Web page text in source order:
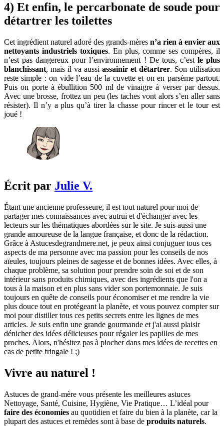
4) Et enfin, le percarbonate de soude pour
détartrer les toilettes
Cet ingrédient naturel adoré des grands-mères n’a rien à envier aux
nettoyants industriels toxiques. En plus, comme ses compères, il
n’est pas dangereux pour l’environnement ! De tous, c’est le plus
blanchissant, mais il va aussi assainir et détartrer. Son utilisation
reste simple : on vide l’eau de la cuvette et on en parsème partout.
Puis on porte à ébullition 500 ml de vinaigre à verser par dessus.
Avec une brosse, frottez un peu (les taches vont alors s’en aller sans
résister). Il n’y a plus qu’à tirer la chasse pour rincer et le tour est
joué !
Écrit par Julie V.
Étant une ancienne professeure, il est tout naturel pour moi de
partager mes connaissances avec autrui et d'échanger avec les
lecteurs sur les thématiques abordées sur le site. Je suis aussi une
grande amoureuse de la langue française, et donc de la rédaction.
Grâce à Astucesdegrandmere.net, je peux ainsi conjuguer tous ces
aspects de ma personne avec ma passion pour les conseils de nos
aïeules, toujours pleines de sagesse et de bonnes idées. Avec elles, à
chaque problème, sa solution pour prendre soin de soi et de son
intérieur sans produits chimiques, avec des ingrédients que l'on a
tous à la maison et en plus sans vider son portemonnaie. Je suis
toujours en quête de conseils pour économiser et me rendre la vie
plus douce tout en protégeant la planète, et vous pouvez compter sur
moi pour distiller tous ces petits secrets entre les lignes de mes
articles. Je suis enfin une grande gourmande et j'ai aussi plaisir
dénicher des idées délicieuses pour régaler les papilles de mes
proches. Alors, n'hésitez pas à piocher dans mes idées de recettes en
cas de petite fringale ! ;)
Vivre au naturel !
Astuces de grand-mère vous présente les meilleures astuces
Nettoyage, Santé, Cuisine, Hygiène, Vie Pratique… L’idéal pour
faire des économies au quotidien et faire du bien à la planète, car la
plupart des astuces et remèdes sont à base de produits naturels.